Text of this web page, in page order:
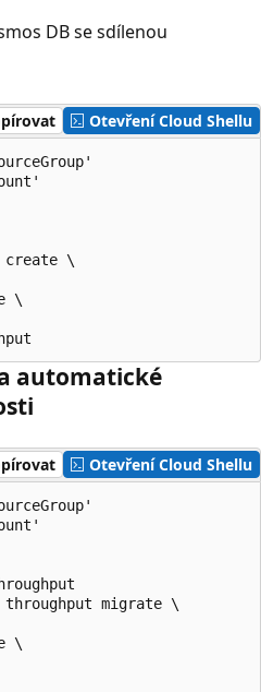
DB se sdílenou
Otevření Cloud Shellu
create \
\
automatické
Otevření Cloud Shellu
throughput migrate \
\